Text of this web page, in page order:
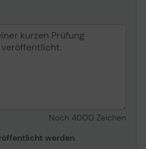
Noch 4000 Zeichen
werden.